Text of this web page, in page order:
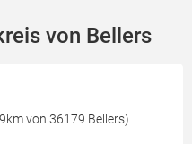
von Bellers
von 36179 Bellers)